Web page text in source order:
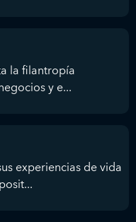
la filantropía
y e...
experiencias de vida